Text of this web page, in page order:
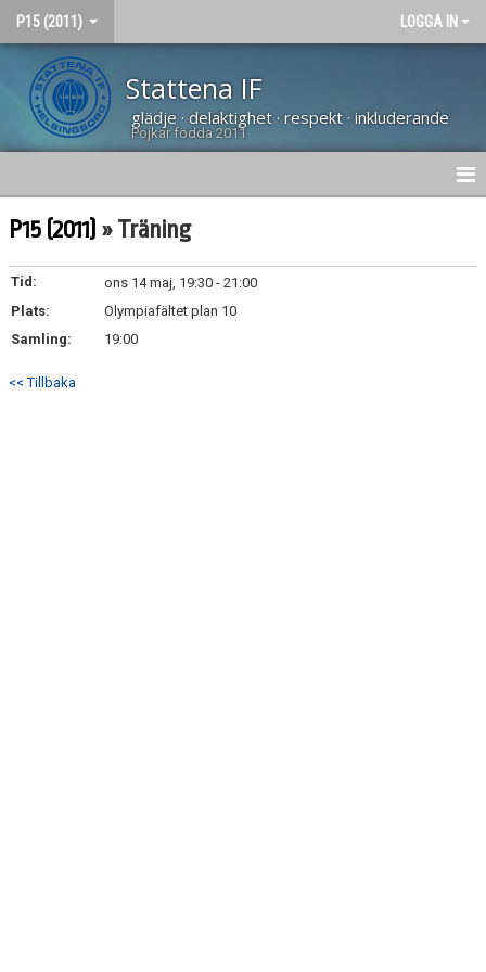
P15 (2011) LOGGA IN
Stattena IF
glädje · delaktighet · respekt · inkluderande
Pojkar födda 2011
HEM
NYHETER
KALENDER
P15 (2011) » Träning
Tid:
ons 14 maj, 19:30 - 21:00
Plats:
Olympiafältet plan 10
Samling:
19:00
<< Tillbaka